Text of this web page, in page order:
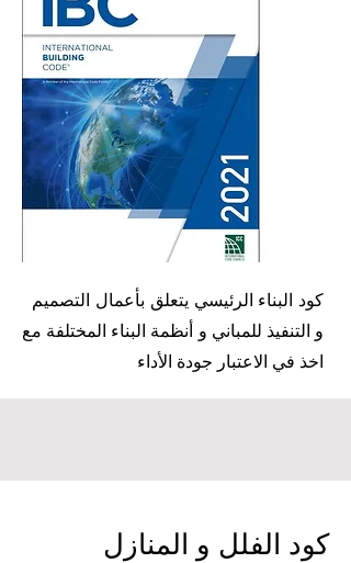
كود البناء الرئيسي يتعلق بأعمال التصميم
و التنفيذ للمباني و أنظمة البناء المختلفة مع
اخذ في الاعتبار جودة الأداء
كود الفلل و المنازل